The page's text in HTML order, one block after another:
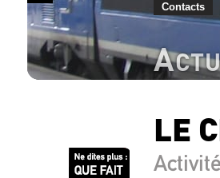
Contacts
A
LE